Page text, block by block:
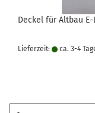
Deckel für Altbau E-
Lieferzeit: ca. 3-4